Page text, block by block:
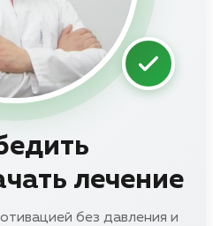
лечение
без давления и